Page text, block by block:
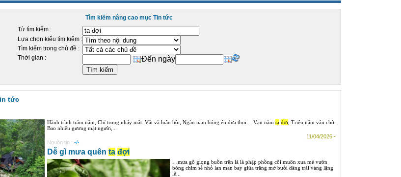
Tìm kiếm nâng cao mục Tin tức
Từ tìm kiếm :
Lựa chọn kiểu tìm kiếm :
Tìm kiếm trong chủ đề :
Thời gian :
Đến ngày
tức
Hành trình trăm năm, Chỉ trong nháy mắt. Vật vã luân hồi, Ngàn năm bóng én đưa thoi… Vạn năm ta đợi , Triệu năm vẫn chờ.
Bao nhiêu gương mặt người,...
11/04/2026 -
Nguồn tin : -/-
Dễ gì mưa quên ta đợi
…mưa gõ giọng buồn trên lá lá phập phồng cõi muôn xưa mé vườn
bóng chim sẻ nhỏ lan man bay giữa trăng mờ bưởi dâng trái vàng lặng
lẽ...